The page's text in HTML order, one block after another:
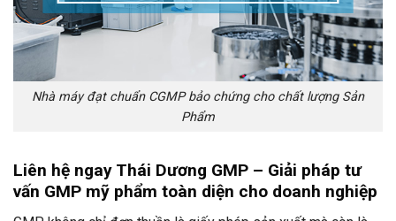
Nhà máy đạt chuẩn CGMP bảo chứng cho chất lượng Sản
Phẩm
Liên hệ ngay Thái Dương GMP – Giải pháp tư
vấn GMP mỹ phẩm toàn diện cho doanh nghiệp